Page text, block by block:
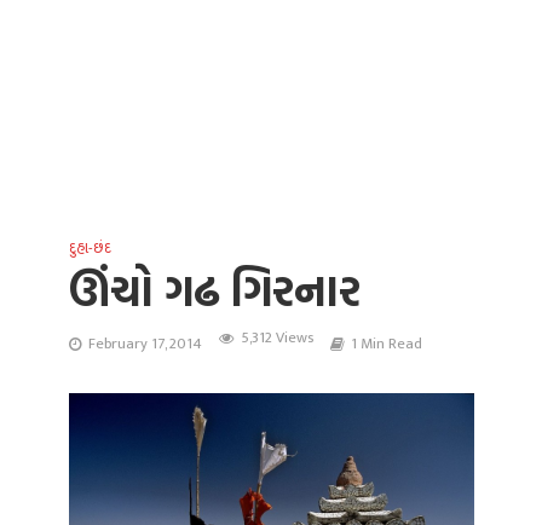
દુહા-છંદ
ઊંચો ગઢ ગિરનાર
February 17, 2014 5,312 Views 1 Min Read